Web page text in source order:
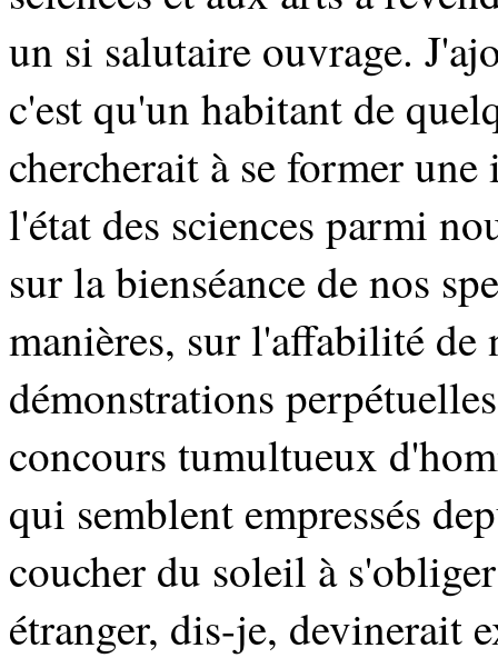
un si salutaire ouvrage.
c'est qu'un habitant de
chercherait à se former
l'état des sciences parmi
sur la bienséance de nos
manières, sur l'affabilité de
démonstrations
concours tumultueux
qui semblent empressés
coucher du soleil à
étranger, dis-je, devinerait